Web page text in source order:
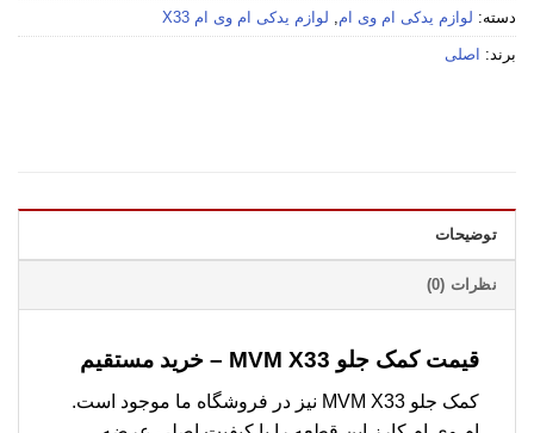
دسته: لوازم یدکی ام وی ام, لوازم یدکی ام وی ام X33
برند: اصلی
توضیحات
نظرات (0)
قیمت کمک جلو MVM X33 – خرید مستقیم
کمک جلو MVM X33 نیز در فروشگاه ما موجود است.